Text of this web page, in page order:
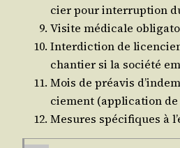
cier pour inter­rup­tion
Visite médi­cale
Inter­dic­tion de
chan­tier si la socié­té
Mois de pré­avis
cie­ment (appli­ca­tion
Mesures spé­ci­fiques à